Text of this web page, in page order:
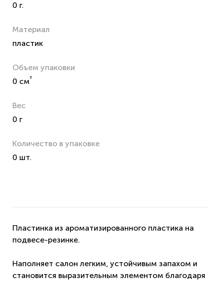
0 г.
Материал
пластик
Объем упаковки
0 см³
Вес
0 г
Количество в упаковке
0 шт.
Пластинка из ароматизированного пластика на
подвесе-резинке.
Наполняет салон легким, устойчивым запахом и
становится выразительным элементом благодаря